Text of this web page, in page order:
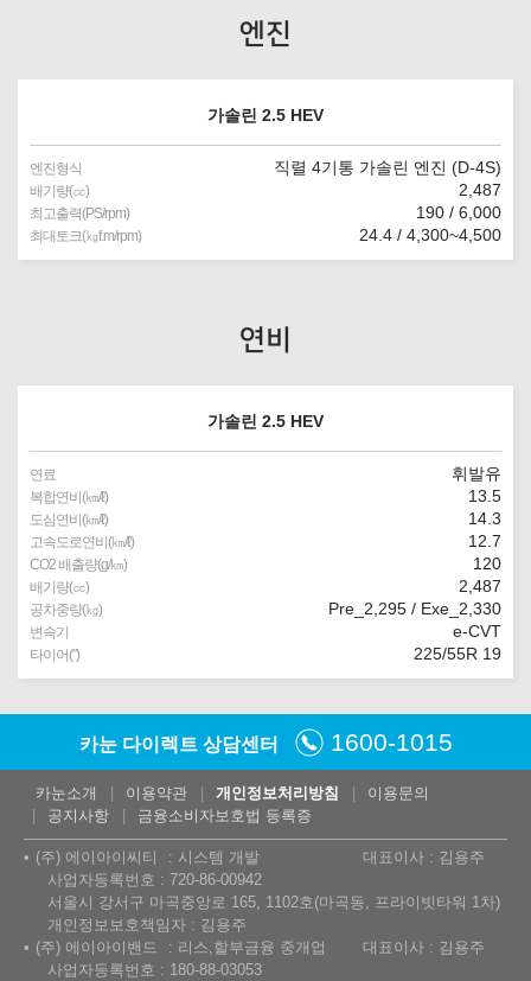
엔진
가솔린 2.5 HEV
엔진형식 직렬 4기통 가솔린 엔진 (D-4S)
배기량(㏄) 2,487
최고출력(PS/rpm) 190 / 6,000
최대토크(㎏f.m/rpm) 24.4 / 4,300~4,500
연비
가솔린 2.5 HEV
연료 휘발유
복합연비(㎞/ℓ) 13.5
도심연비(㎞/ℓ) 14.3
고속도로연비(㎞/ℓ) 12.7
CO2 배출량(g/㎞) 120
배기량(㏄) 2,487
공차중량(㎏) Pre_2,295 / Exe_2,330
변속기 e-CVT
타이어(″) 225/55R 19
카눈 다이렉트 상담센터 1600-1015
카눈소개 이용약관 개인정보처리방침
이용문의
공지사항
금융소비자보호법 등록증
(주) 에이아이씨티 시스템 개발
대표이사 : 김용주
사업자등록번호 : 720-86-00942
서울시 강서구 마곡중앙로 165, 1102호(마곡동, 프라이빗타워 1차)
개인정보보호책임자 : 김용주
(주) 에이아이밴드
리스,할부금융 중개업
대표이사 : 김용주
사업자등록번호 : 180-88-03053